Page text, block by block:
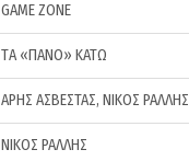
GAME ZONE
ΤA «ΠΑΝΟ» ΚΑΤΩ
ΑΡΗΣ ΑΣΒΕΣΤΑΣ, ΝΙΚΟΣ ΡΑΛΛΗΣ
ΝΙΚΟΣ ΡΑΛΛΗΣ